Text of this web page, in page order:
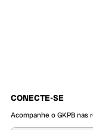
CONECTE-SE
Acompanhe o GKPB